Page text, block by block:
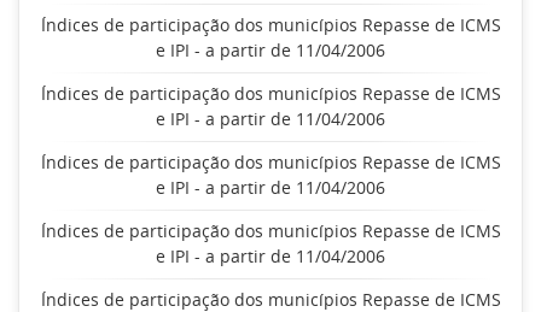
Índices de participação dos municípios Repasse de ICMS
e IPI - a partir de 11/04/2006
Índices de participação dos municípios Repasse de ICMS
e IPI - a partir de 11/04/2006
Índices de participação dos municípios Repasse de ICMS
e IPI - a partir de 11/04/2006
Índices de participação dos municípios Repasse de ICMS
e IPI - a partir de 11/04/2006
Índices de participação dos municípios Repasse de ICMS